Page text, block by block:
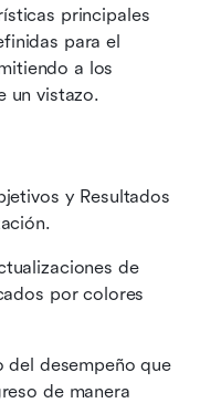
principales
para el
a los
un vistazo.
y Resultados
de
por colores
del desempeño que
de manera